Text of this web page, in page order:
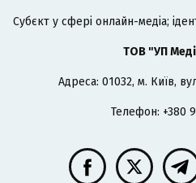
Cубєкт у сфері онлайн-медіа;
ТОВ "УП
Адреса: 01032, м. Київ,
Телефон: +380